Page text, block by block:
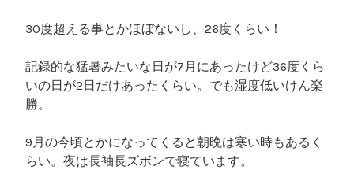
30度超える事とかほぼないし、26度くらい！
記録的な猛暑みたいな日が7月にあったけど36度くら
いの日が2日だけあったくらい。でも湿度低いけん楽
勝。
9月の今頃とかになってくると朝晩は寒い時もあるく
らい。夜は長袖長ズボンで寝ています。